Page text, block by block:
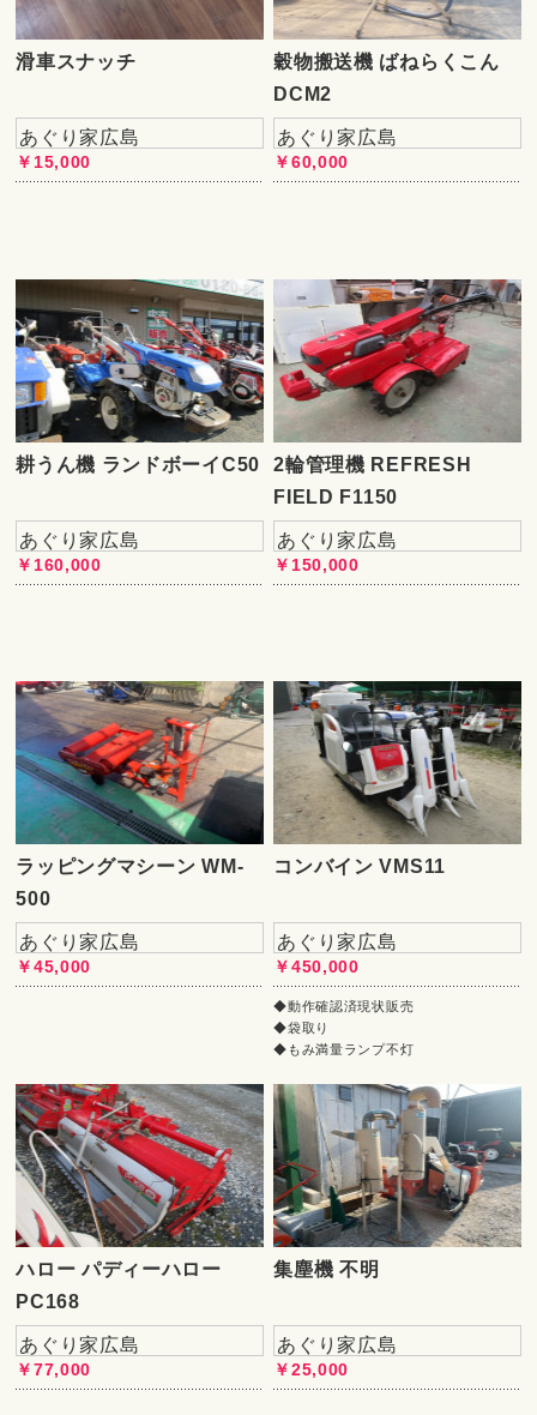
滑車スナッチ
あぐり家広島
￥15,000
穀物搬送機 ばねらくこん
DCM2
あぐり家広島
￥60,000
耕うん機 ランドボーイC50
あぐり家広島
￥160,000
2輪管理機 REFRESH
FIELD F1150
あぐり家広島
￥150,000
ラッピングマシーン WM-
500
あぐり家広島
￥45,000
コンバイン VMS11
あぐり家広島
￥450,000
◆動作確認済現状販売
◆袋取り
◆もみ満量ランプ不灯
ハロー パディーハロー
PC168
あぐり家広島
￥77,000
集塵機 不明
あぐり家広島
￥25,000